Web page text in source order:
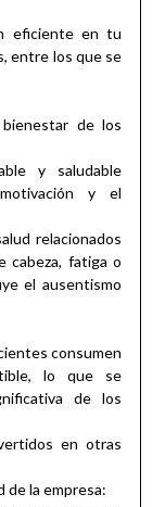
eficiente en tu
entre los que se
de los
y saludable
y el
relacionados
cabeza, fatiga o
el ausentismo
consumen
lo que se
de los
en otras
de la empresa: